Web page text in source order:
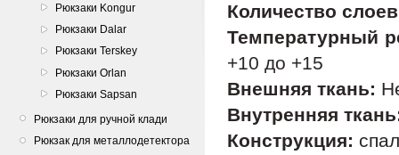
Рюкзаки Kongur
Рюкзаки Dalar
Рюкзаки Terskey
Рюкзаки Orlan
Рюкзаки Sapsan
Рюкзаки для ручной клади
Рюкзак для металлодетектора
Количество
Температурный
+10 до +15
Внешняя ткань:
Внутренняя
Конструкция: